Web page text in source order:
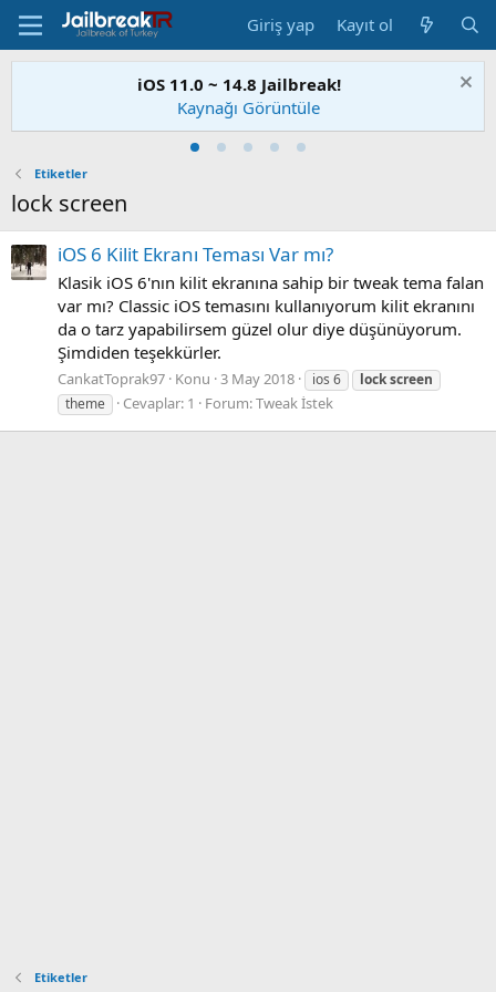
Giriş yap Kayıt ol
iOS 11.0 ~ 14.8 Jailbreak!
Kaynağı Görüntüle
Etiketler
lock screen
iOS 6 Kilit Ekranı Teması Var mı?
Klasik iOS 6'nın kilit ekranına sahip bir tweak tema falan
var mı? Classic iOS temasını kullanıyorum kilit ekranını
da o tarz yapabilirsem güzel olur diye düşünüyorum.
Şimdiden teşekkürler.
CankatToprak97 Konu 3 May 2018 ios 6 lockscreen
theme
Cevaplar: 1 Forum:Tweak İstek
Etiketler